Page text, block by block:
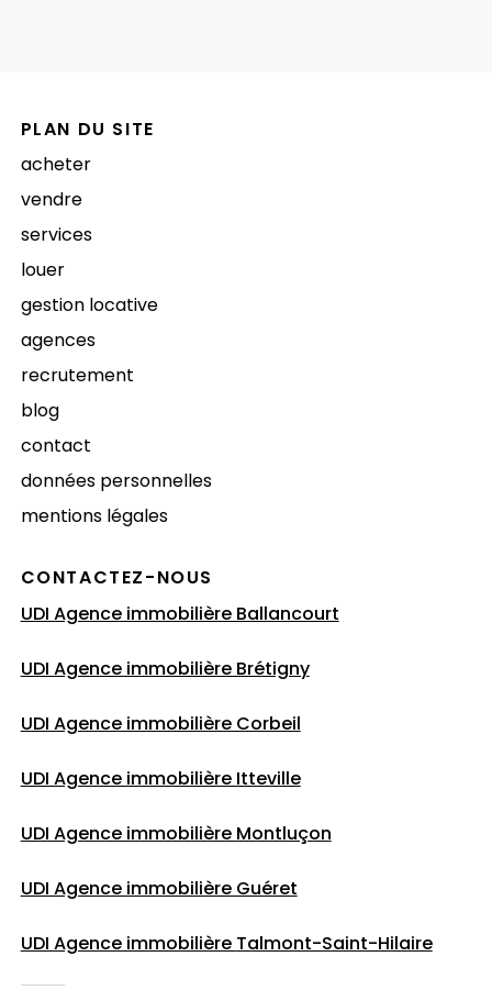
PLAN DU SITE
acheter
vendre
services
louer
gestion locative
agences
recrutement
blog
contact
données personnelles
mentions légales
CONTACTEZ-NOUS
UDI Agence immobilière Ballancourt
UDI Agence immobilière Brétigny
UDI Agence immobilière Corbeil
UDI Agence immobilière Itteville
UDI Agence immobilière Montluçon
UDI Agence immobilière Guéret
UDI Agence immobilière Talmont-Saint-Hilaire